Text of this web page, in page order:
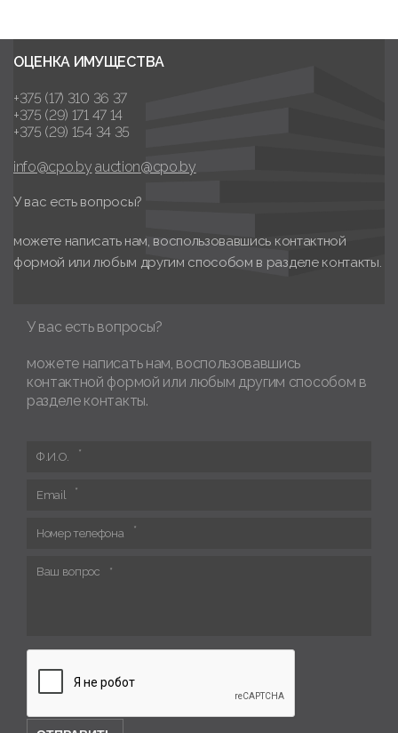
ОЦЕНКА ИМУЩЕСТВА
+375 (17) 310 36 37
+375 (29) 171 47 14
+375 (29) 154 34 35
info@cpo.by auction@cpo.by
У вас есть вопросы?
можете написать нам, воспользовавшись контактной
формой или любым другим способом в разделе контакты.
У вас есть вопросы?
можете написать нам, воспользовавшись
контактной формой или любым другим способом в
разделе контакты.
Ф.И.О.
Email
Номер телефона
Ваш вопрос